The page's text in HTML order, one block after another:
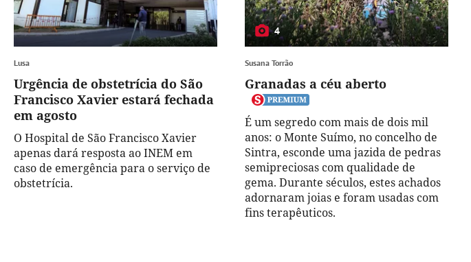
Lusa
Urgência de obstetrícia do São
Francisco Xavier estará fechada
em agosto
O Hospital de São Francisco Xavier
apenas dará resposta ao INEM em
caso de emergência para o serviço de
obstetrícia.
4
Susana Torrão
Granadas a céu aberto
É um segredo com mais de dois mil
anos: o Monte Suímo, no concelho de
Sintra, esconde uma jazida de pedras
semipreciosas com qualidade de
gema. Durante séculos, estes achados
adornaram joias e foram usadas com
fins terapêuticos.